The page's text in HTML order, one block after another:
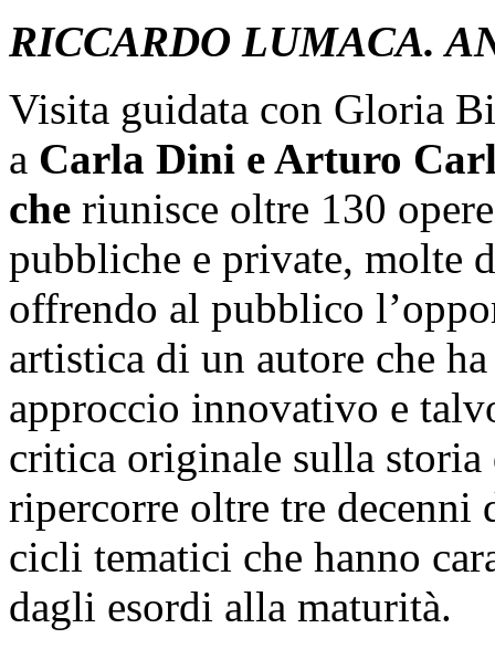
RICCARDO LUMACA.
Visita guidata con Gloria
a Carla Dini e Arturo
che riunisce oltre 130
pubbliche e private, molte
offrendo al pubblico
artistica di un autore che
approccio innovativo e
critica originale sulla storia
ripercorre oltre tre decenni
cicli tematici che hanno
dagli esordi alla maturità.